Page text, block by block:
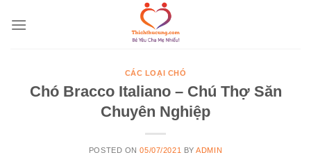
CÁC LOẠI CHÓ
Chó Bracco Italiano – Chú Thợ Săn
Chuyên Nghiệp
POSTED ON05/07/2021 BYADMIN